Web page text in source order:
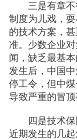
三是有章不
制度为儿戏，
的技术方案，
准。少数企业
闻，缺乏最基
发生后，中国
停工令，但中
导致严重的冒顶
四是技术保障
近期发生的几